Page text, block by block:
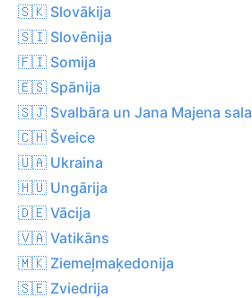
🇸🇰 Slovākija
🇸🇮 Slovēnija
🇫🇮 Somija
🇪🇸 Spānija
🇸🇯 Svalbāra un Jana Majena sala
🇨🇭 Šveice
🇺🇦 Ukraina
🇭🇺 Ungārija
🇩🇪 Vācija
🇻🇦 Vatikāns
🇲🇰 Ziemeļmaķedonija
🇸🇪 Zviedrija